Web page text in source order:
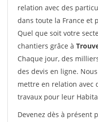
relation avec des
dans toute la France et
Quel que soit votre
chantiers grâce à
Chaque jour, des
des devis en ligne.
mettre en relation avec
travaux pour leur
Devenez dès à présent